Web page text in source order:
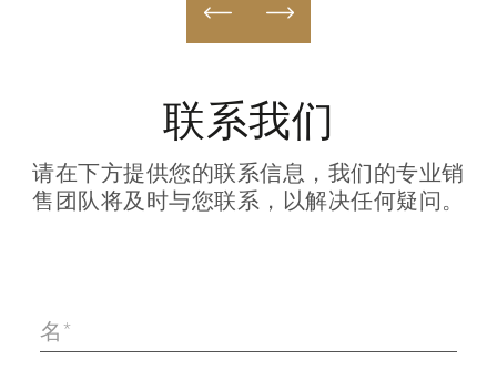
联系我们
请在下方提供您的联系信息，我们的专业销
售团队将及时与您联系，以解决任何疑问。